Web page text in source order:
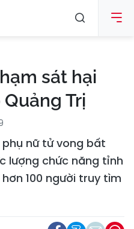
sát hại
Trị
nữ tử vong bất
lượng chức năng tỉnh
100 người truy tìm